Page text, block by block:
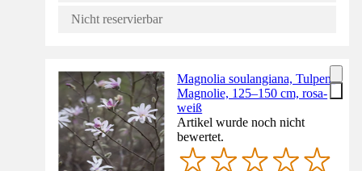
Nicht reservierbar
Magnolia soulangiana, Tulpen-
Magnolie, 125–150 cm, rosa-
weiß
Artikel wurde noch nicht
bewertet.